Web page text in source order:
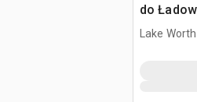
do
Lake